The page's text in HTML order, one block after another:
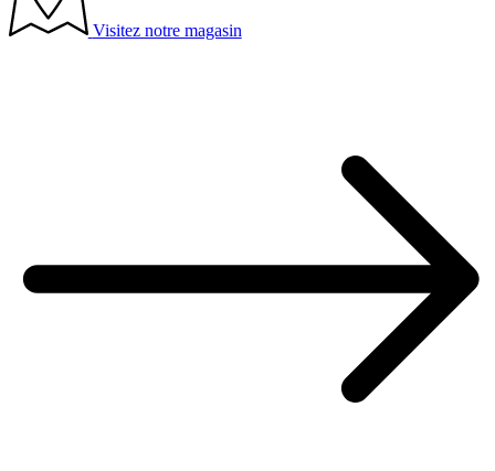
Visitez notre magasin